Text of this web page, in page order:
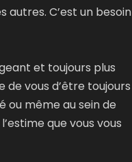
autres. C’est un besoin
et toujours plus
de vous d’être toujours
ou même au sein de
que vous vous